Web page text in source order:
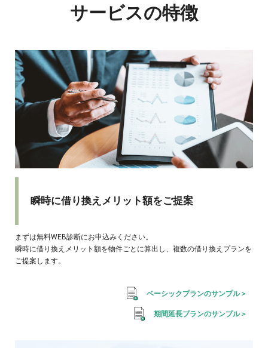
サービスの特徴
瞬時に借り換えメリット額をご提案
まずは無料WEB診断にお申込みください。
瞬時に借り換えメリット額を物件ごとに算出し、複数の借り換えプランを
ご提案します。
ベーシックプランのサンプル＞
期間延長プランのサンプル＞